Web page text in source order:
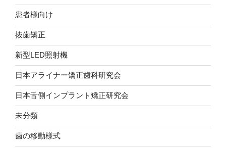
患者様向け
抜歯矯正
新型LED照射機
日本アライナー矯正歯科研究会
日本舌側インプラント矯正研究会
未分類
歯の移動様式